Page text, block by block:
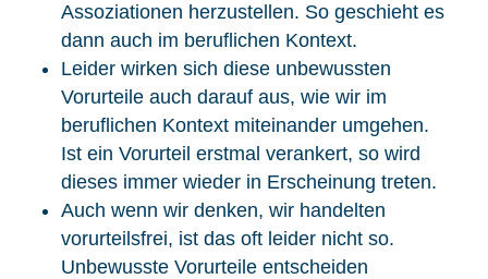
Assoziationen herzustellen. So geschieht es
dann auch im beruflichen Kontext.
Leider wirken sich diese unbewussten
Vorurteile auch darauf aus, wie wir im
beruflichen Kontext miteinander umgehen.
Ist ein Vorurteil erstmal verankert, so wird
dieses immer wieder in Erscheinung treten.
Auch wenn wir denken, wir handelten
vorurteilsfrei, ist das oft leider nicht so.
Unbewusste Vorurteile entscheiden